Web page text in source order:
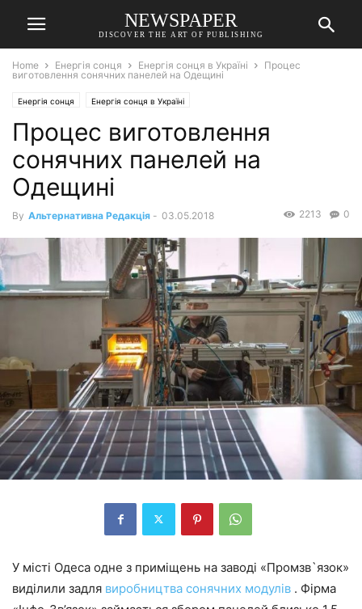
NEWSPAPER
DISCOVER THE ART OF PUBLISHING
Home Енергія сонця Енергія сонця в Україні
Процес
виготовлення сонячних панелей на Одещині
Енергія сонця Енергія сонця в Україні
Процес виготовлення
сонячних панелей на
Одещині
By Альтернативна Редакція - 03.05.2018 0
2213
У місті Одеса одне з приміщень на заводі «Промзв`язок»
виділили задля виробництва сонячних модулів . Фірма